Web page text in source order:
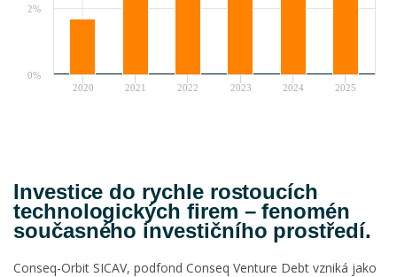
2020 2021 2022 2023 2024 2025
0%
2%
Investice do rychle rostoucích
technologických firem – fenomén
současného investičního prostředí.
Conseq-Orbit SICAV, podfond Conseq Venture Debt vzniká jako